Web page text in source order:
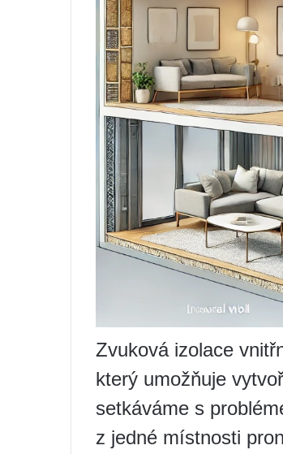
Zvuková izolace
který umožňuje
setkáváme s
z jedné místnosti